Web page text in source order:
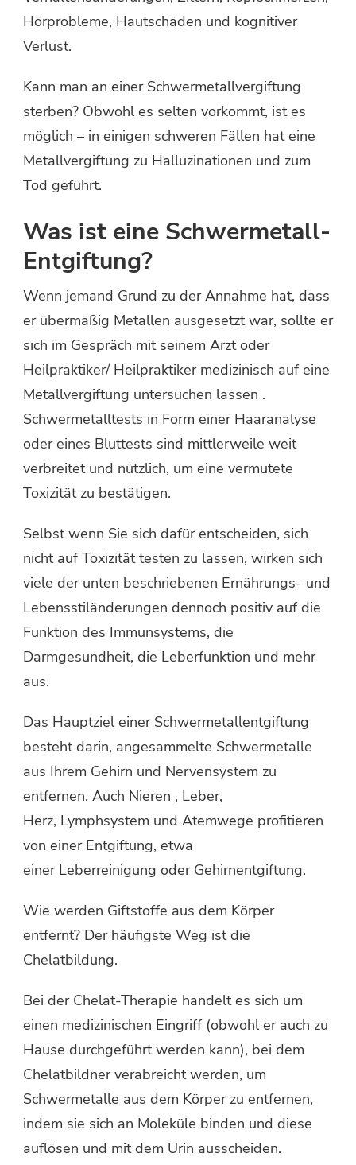
Hörprobleme, Hautschäden und kognitiver
Verlust.
Kann man an einer Schwermetallvergiftung
sterben? Obwohl es selten vorkommt, ist es
möglich – in einigen schweren Fällen hat eine
Metallvergiftung zu Halluzinationen und zum
Tod geführt.
Was ist eine Schwermetall-
Entgiftung?
Wenn jemand Grund zu der Annahme hat, dass
er übermäßig Metallen ausgesetzt war, sollte er
sich im Gespräch mit seinem Arzt oder
Heilpraktiker/ Heilpraktiker medizinisch auf eine
Metallvergiftung untersuchen lassen .
Schwermetalltests in Form einer Haaranalyse
oder eines Bluttests sind mittlerweile weit
verbreitet und nützlich, um eine vermutete
Toxizität zu bestätigen.
Selbst wenn Sie sich dafür entscheiden, sich
nicht auf Toxizität testen zu lassen, wirken sich
viele der unten beschriebenen Ernährungs- und
Lebensstiländerungen dennoch positiv auf die
Funktion des Immunsystems, die
Darmgesundheit, die Leberfunktion und mehr
aus.
Das Hauptziel einer Schwermetallentgiftung
besteht darin, angesammelte Schwermetalle
aus Ihrem Gehirn und Nervensystem zu
entfernen. Auch Nieren , Leber,
Herz, Lymphsystem und Atemwege profitieren
von einer Entgiftung, etwa
einer Leberreinigung oder Gehirnentgiftung.
Wie werden Giftstoffe aus dem Körper
entfernt? Der häufigste Weg ist die
Chelatbildung.
Bei der Chelat-Therapie handelt es sich um
einen medizinischen Eingriff (obwohl er auch zu
Hause durchgeführt werden kann), bei dem
Chelatbildner verabreicht werden, um
Schwermetalle aus dem Körper zu entfernen,
indem sie sich an Moleküle binden und diese
auflösen und mit dem Urin ausscheiden.